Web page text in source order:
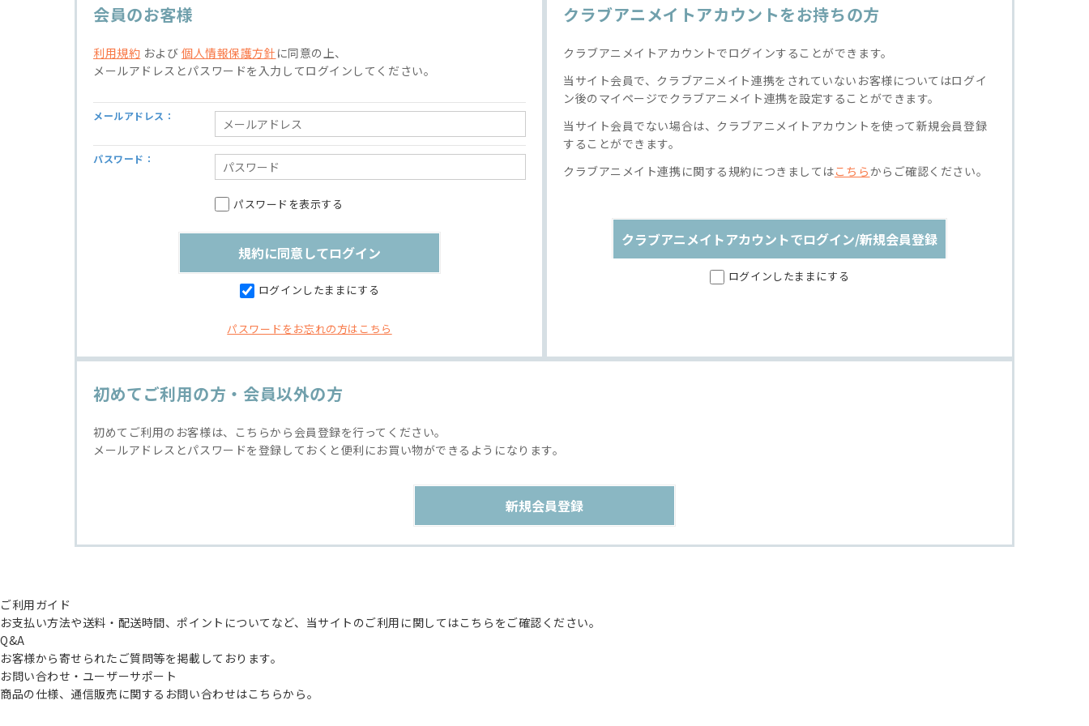
会員のお客様
利用規約 および個人情報保護方針 に同意の上、
メールアドレスとパスワードを入力してログインしてください。
メールアドレス：
パスワード：
パスワードを表示する
ログインしたままにする
パスワードをお忘れの方はこちら
クラブアニメイトアカウントをお持ちの方
クラブアニメイトアカウントでログインすることができます。
当サイト会員で、クラブアニメイト連携をされていないお客様についてはログイ
ン後のマイページでクラブアニメイト連携を設定することができます。
当サイト会員でない場合は、クラブアニメイトアカウントを使って新規会員登録
することができます。
クラブアニメイト連携に関する規約につきましてはこちらからご確認ください。
クラブアニメイトアカウントでログイン/新規会員登録
ログインしたままにする
初めてご利用の方・会員以外の方
初めてご利用のお客様は、こちらから会員登録を行ってください。
メールアドレスとパスワードを登録しておくと便利にお買い物ができるようになります。
ご利用ガイド
お支払い方法や送料・配送時間、ポイントについてなど、当サイトのご利用に関してはこちらをご確認ください。
Q&A
お客様から寄せられたご質問等を掲載しております。
お問い合わせ・ユーザーサポート
商品の仕様、通信販売に関するお問い合わせはこちらから。